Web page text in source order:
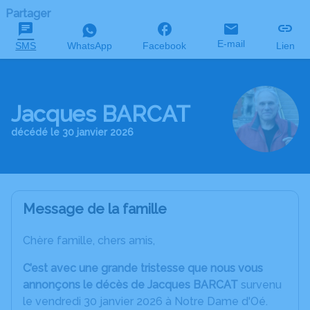
Partager
SMS WhatsApp Facebook E-mail Lien
Jacques BARCAT
décédé le 30 janvier 2026
Message de la famille
Chère famille, chers amis,
C’est avec une grande tristesse que nous vous
annonçons le décès de Jacques BARCAT survenu
le vendredi 30 janvier 2026 à Notre Dame d'Oé.